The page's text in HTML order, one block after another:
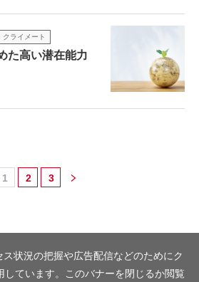
クライメート
た高い潜在能力
1 2 3
状況の把握や広告配信などのためにク
しています。このバナーを閉じるか閲覧